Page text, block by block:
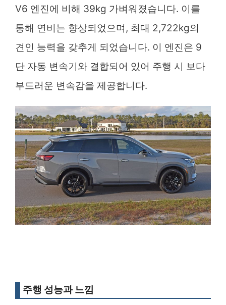
V6 엔진에 비해 39kg 가벼워졌습니다. 이를
통해 연비는 향상되었으며, 최대 2,722kg의
견인 능력을 갖추게 되었습니다. 이 엔진은 9
단 자동 변속기와 결합되어 있어 주행 시 보다
부드러운 변속감을 제공합니다.
주행 성능과 느낌